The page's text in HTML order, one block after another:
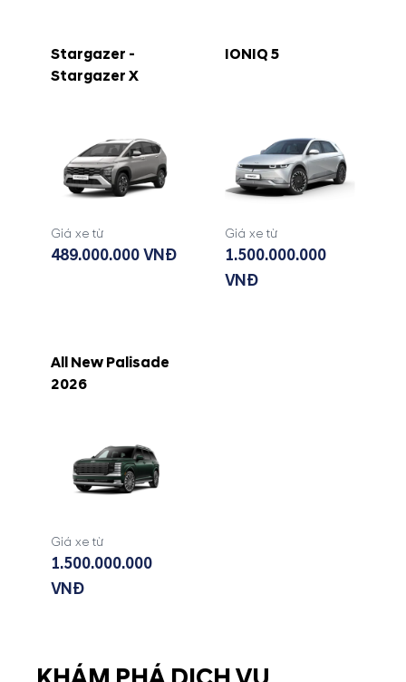
Stargazer -
Stargazer X
Giá xe từ
489.000.000 VNĐ
IONIQ 5
Giá xe từ
1.500.000.000
VNĐ
All New Palisade
2026
Giá xe từ
1.500.000.000
VNĐ